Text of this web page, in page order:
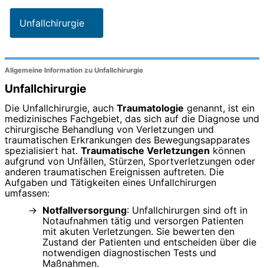
Unfallchirurgie
Allgemeine Information zu Unfallchirurgie
Unfallchirurgie
Die Unfallchirurgie, auch Traumatologie genannt, ist ein
medizinisches Fachgebiet, das sich auf die Diagnose und
chirurgische Behandlung von Verletzungen und
traumatischen Erkrankungen des Bewegungsapparates
spezialisiert hat. Traumatische Verletzungen können
aufgrund von Unfällen, Stürzen, Sportverletzungen oder
anderen traumatischen Ereignissen auftreten. Die
Aufgaben und Tätigkeiten eines Unfallchirurgen
umfassen:
Notfallversorgung: Unfallchirurgen sind oft in
Notaufnahmen tätig und versorgen Patienten
mit akuten Verletzungen. Sie bewerten den
Zustand der Patienten und entscheiden über die
notwendigen diagnostischen Tests und
Maßnahmen.